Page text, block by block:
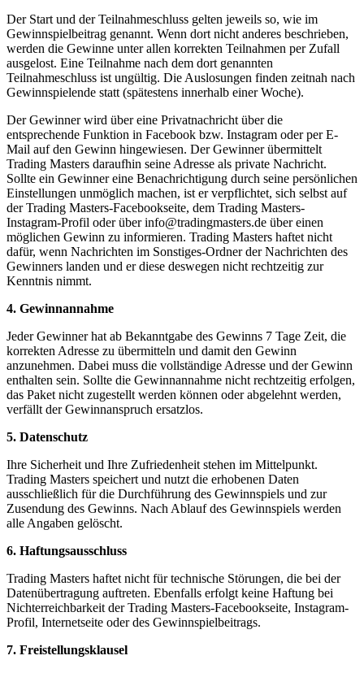
Der Start und der Teilnahmeschluss gelten jeweils so, wie im
Gewinnspielbeitrag genannt. Wenn dort nicht anderes beschrieben,
werden die Gewinne unter allen korrekten Teilnahmen per Zufall
ausgelost. Eine Teilnahme nach dem dort genannten
Teilnahmeschluss ist ungültig. Die Auslosungen finden zeitnah nach
Gewinnspielende statt (spätestens innerhalb einer Woche).
Der Gewinner wird über eine Privatnachricht über die
entsprechende Funktion in Facebook bzw. Instagram oder per E-
Mail auf den Gewinn hingewiesen. Der Gewinner übermittelt
Trading Masters daraufhin seine Adresse als private Nachricht.
Sollte ein Gewinner eine Benachrichtigung durch seine persönlichen
Einstellungen unmöglich machen, ist er verpflichtet, sich selbst auf
der Trading Masters-Facebookseite, dem Trading Masters-
Instagram-Profil oder über info@tradingmasters.de über einen
möglichen Gewinn zu informieren. Trading Masters haftet nicht
dafür, wenn Nachrichten im Sonstiges-Ordner der Nachrichten des
Gewinners landen und er diese deswegen nicht rechtzeitig zur
Kenntnis nimmt.
4. Gewinnannahme
Jeder Gewinner hat ab Bekanntgabe des Gewinns 7 Tage Zeit, die
korrekten Adresse zu übermitteln und damit den Gewinn
anzunehmen. Dabei muss die vollständige Adresse und der Gewinn
enthalten sein. Sollte die Gewinnannahme nicht rechtzeitig erfolgen,
das Paket nicht zugestellt werden können oder abgelehnt werden,
verfällt der Gewinnanspruch ersatzlos.
5. Datenschutz
Ihre Sicherheit und Ihre Zufriedenheit stehen im Mittelpunkt.
Trading Masters speichert und nutzt die erhobenen Daten
ausschließlich für die Durchführung des Gewinnspiels und zur
Zusendung des Gewinns. Nach Ablauf des Gewinnspiels werden
alle Angaben gelöscht.
6. Haftungsausschluss
Trading Masters haftet nicht für technische Störungen, die bei der
Datenübertragung auftreten. Ebenfalls erfolgt keine Haftung bei
Nichterreichbarkeit der Trading Masters-Facebookseite, Instagram-
Profil, Internetseite oder des Gewinnspielbeitrags.
7. Freistellungsklausel